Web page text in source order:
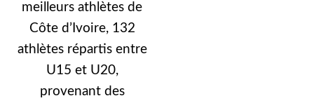
meilleurs athlètes de
Côte d’Ivoire, 132
athlètes répartis entre
U15 et U20,
provenant des